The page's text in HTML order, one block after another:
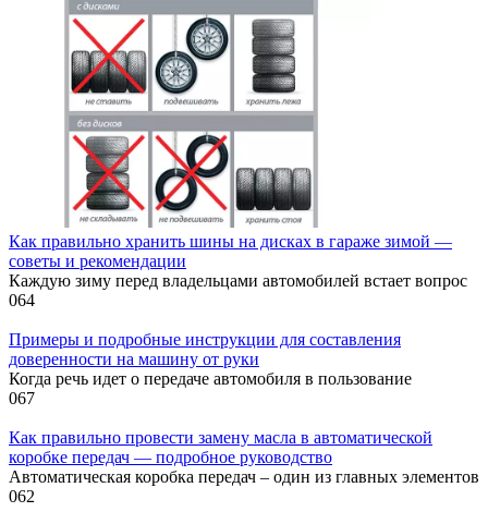
Как правильно хранить шины на дисках в гараже зимой —
советы и рекомендации
Каждую зиму перед владельцами автомобилей встает вопрос
064
Примеры и подробные инструкции для составления
доверенности на машину от руки
Когда речь идет о передаче автомобиля в пользование
067
Как правильно провести замену масла в автоматической
коробке передач — подробное руководство
Автоматическая коробка передач – один из главных элементов
062